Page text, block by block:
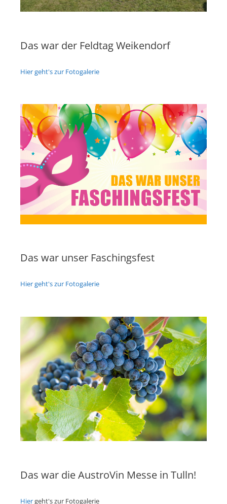
Das war der Feldtag Weikendorf
Hier geht's zur Fotogalerie
Das war unser Faschingsfest
Hier geht's zur Fotogalerie
Das war die AustroVin Messe in Tulln!
Hiergeht's zur Fotogalerie